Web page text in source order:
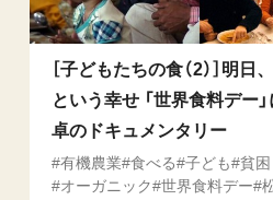
［子どもたちの食（2）］明日
という幸せ 「世界食料デー
卓のドキュメンタリー
有機農業 食べる 子ども
貧困
オーガニック
世界食料デー